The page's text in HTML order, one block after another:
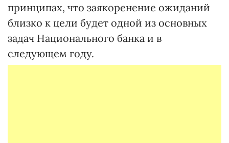
принципах, что заякоренение ожиданий
близко к цели будет одной из основных
задач Национального банка и в
следующем году.